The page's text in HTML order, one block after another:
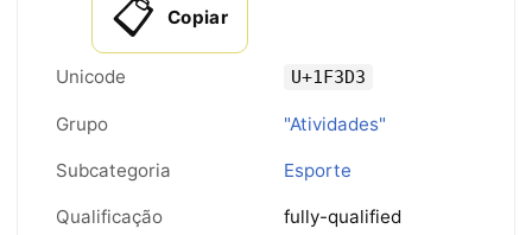
📋 Copiar
Unicode U+1F3D3
Grupo "Atividades"
Subcategoria Esporte
Qualificação fully-qualified